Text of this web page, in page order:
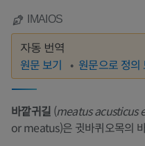
IMAIOS
자동 번역
원문 보기 원문으로 정의
바깥귀길 (meatus acusticus
or meatus)은 귓바퀴오목의